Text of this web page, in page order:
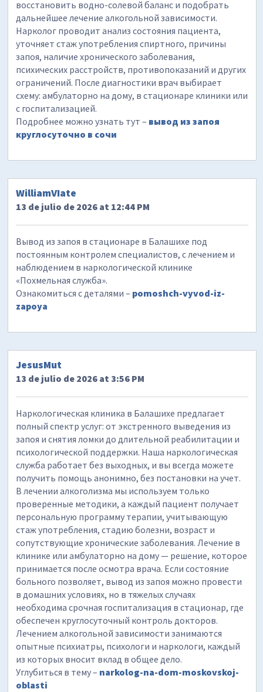
восстановить водно-солевой баланс и подобрать
дальнейшее лечение алкогольной зависимости.
Нарколог проводит анализ состояния пациента,
уточняет стаж употребления спиртного, причины
запоя, наличие хронического заболевания,
психических расстройств, противопоказаний и других
ограничений. После диагностики врач выбирает
схему: амбулаторно на дому, в стационаре клиники или
с госпитализацией.
Подробнее можно узнать тут – вывод из запоя
круглосуточно в сочи
WilliamVIate
13 de julio de 2026 at 12:44 PM
Вывод из запоя в стационаре в Балашихе под
постоянным контролем специалистов, с лечением и
наблюдением в наркологической клинике
«Похмельная служба».
Ознакомиться с деталями – pomoshch-vyvod-iz-
zapoya
JesusMut
13 de julio de 2026 at 3:56 PM
Наркологическая клиника в Балашихе предлагает
полный спектр услуг: от экстренного выведения из
запоя и снятия ломки до длительной реабилитации и
психологической поддержки. Наша наркологическая
служба работает без выходных, и вы всегда можете
получить помощь анонимно, без постановки на учет.
В лечении алкоголизма мы используем только
проверенные методики, а каждый пациент получает
персональную программу терапии, учитывающую
стаж употребления, стадию болезни, возраст и
сопутствующие хронические заболевания. Лечение в
клинике или амбулаторно на дому — решение, которое
принимается после осмотра врача. Если состояние
больного позволяет, вывод из запоя можно провести
в домашних условиях, но в тяжелых случаях
необходима срочная госпитализация в стационар, где
обеспечен круглосуточный контроль докторов.
Лечением алкогольной зависимости занимаются
опытные психиатры, психологи и наркологи, каждый
из которых вносит вклад в общее дело.
Углубиться в тему – narkolog-na-dom-moskovskoj-
oblasti